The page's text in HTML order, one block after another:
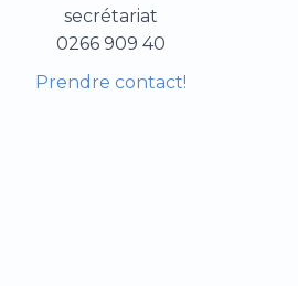
secrétariat
0266 909 40
Prendre contact!